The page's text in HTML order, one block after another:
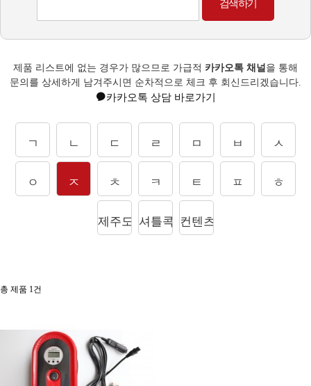
제품 리스트에 없는 경우가 많으므로 가급적 카카오톡 채널 을 통해
문의를 상세하게 남겨주시면 순차적으로 체크 후 회신드리겠습니다.
카카오톡 상담 바로가기
ㄱ ㄴ ㄷ ㄹ ㅁ ㅂ ㅅ
ㅇ ㅈ ㅊ ㅋ ㅌ ㅍ ㅎ
제주도상품셔틀콕 컨텐츠
총 제품 1건